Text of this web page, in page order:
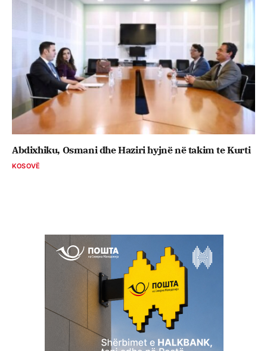
Abdixhiku, Osmani dhe Haziri hyjnë në takim te Kurti
KOSOVË